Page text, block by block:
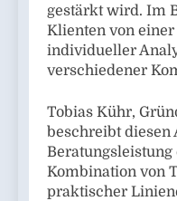
gestärkt wird. Im
Klienten von
individueller
verschiedener
Tobias Kühr,
beschreibt diesen
Kombination von
praktischer